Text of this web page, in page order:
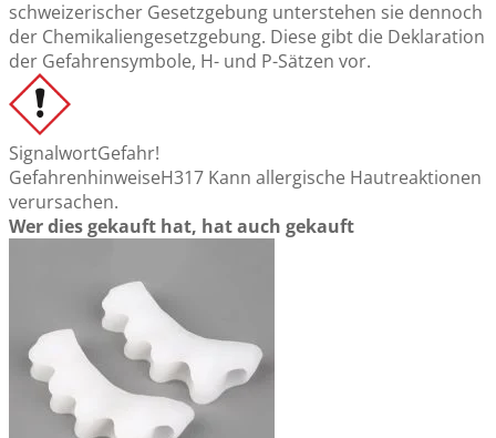
schweizerischer Gesetzgebung unterstehen sie dennoch
der Chemikaliengesetzgebung. Diese gibt die Deklaration
der Gefahrensymbole, H- und P-Sätzen vor.
SignalwortGefahr!
GefahrenhinweiseH317 Kann allergische Hautreaktionen
verursachen.
Wer dies gekauft hat, hat auch gekauft